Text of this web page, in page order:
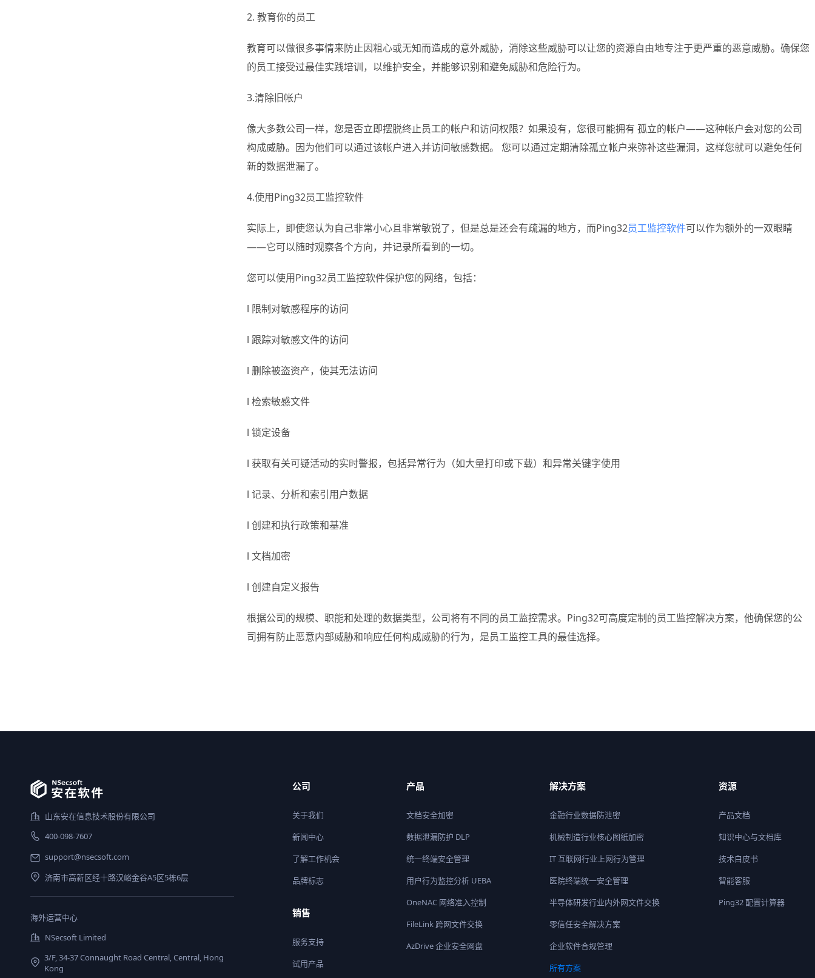
2. 教育你的员工
教育可以做很多事情来防止因粗心或无知而造成的意外威胁，消除这些威胁可以让您的资源自由地专注于更严重的恶意威胁。确保您
的员工接受过最佳实践培训，以维护安全，并能够识别和避免威胁和危险行为。
3.清除旧帐户
像大多数公司一样，您是否立即摆脱终止员工的帐户和访问权限？如果没有，您很可能拥有 孤立的帐户——这种帐户会对您的公司
构成威胁。因为他们可以通过该帐户进入并访问敏感数据。 您可以通过定期清除孤立帐户来弥补这些漏洞，这样您就可以避免任何
新的数据泄漏了。
4.使用Ping32员工监控软件
实际上，即使您认为自己非常小心且非常敏锐了，但是总是还会有疏漏的地方，而Ping32员工监控软件可以作为额外的一双眼睛
——它可以随时观察各个方向，并记录所看到的一切。
您可以使用Ping32员工监控软件保护您的网络，包括：
l 限制对敏感程序的访问
l 跟踪对敏感文件的访问
l 删除被盗资产，使其无法访问
l 检索敏感文件
l 锁定设备
l 获取有关可疑活动的实时警报，包括异常行为（如大量打印或下载）和异常关键字使用
l 记录、分析和索引用户数据
l 创建和执行政策和基准
l 文档加密
l 创建自定义报告
根据公司的规模、职能和处理的数据类型，公司将有不同的员工监控需求。Ping32可高度定制的员工监控解决方案，他确保您的公
司拥有防止恶意内部威胁和响应任何构成威胁的行为，是员工监控工具的最佳选择。
山东安在信息技术股份有限公司
400-098-7607
support@nsecsoft.com
济南市高新区经十路汉峪金谷A5区5栋6层
海外运营中心
NSecsoft Limited
3/F, 34-37 Connaught Road Central, Central, Hong
Kong
公司
关于我们
新闻中心
了解工作机会
品牌标志
销售
服务支持
试用产品
产品
文档安全加密
数据泄漏防护 DLP
统一终端安全管理
用户行为监控分析 UEBA
OneNAC 网络准入控制
FileLink 跨网文件交换
AzDrive 企业安全网盘
解决方案
金融行业数据防泄密
机械制造行业核心图纸加密
IT 互联网行业上网行为管理
医院终端统一安全管理
半导体研发行业内外网文件交换
零信任安全解决方案
企业软件合规管理
所有方案
资源
产品文档
知识中心与文档库
技术白皮书
智能客服
Ping32 配置计算器